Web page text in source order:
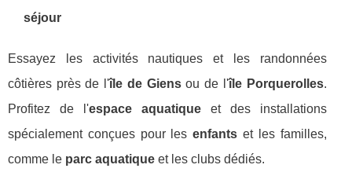
séjour
Essayez les activités nautiques et les randonnées
côtières près de l'île de Giensou de l'île Porquerolles.
Profitez de l'espace aquatiqueet des installations
spécialement conçues pour lesenfants et les familles,
comme le parc aquatique et les clubs dédiés.